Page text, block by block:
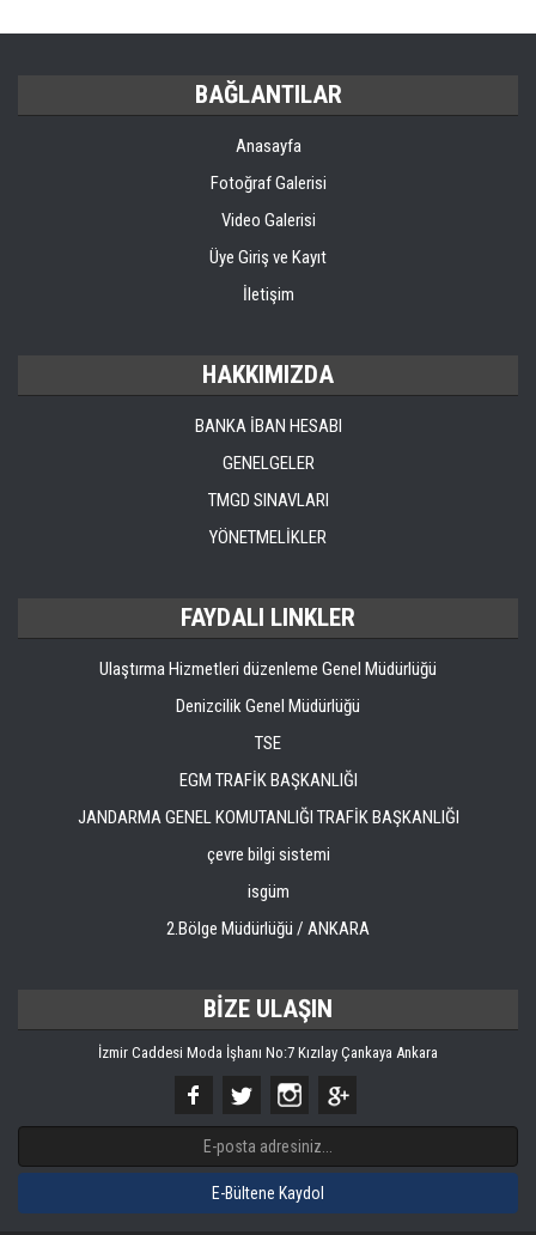
BAĞLANTILAR
Anasayfa
Fotoğraf Galerisi
Video Galerisi
Üye Giriş ve Kayıt
İletişim
HAKKIMIZDA
BANKA İBAN HESABI
GENELGELER
TMGD SINAVLARI
YÖNETMELİKLER
FAYDALI LINKLER
Ulaştırma Hizmetleri düzenleme Genel Müdürlüğü
Denizcilik Genel Müdürlüğü
TSE
EGM TRAFİK BAŞKANLIĞI
JANDARMA GENEL KOMUTANLIĞI TRAFİK BAŞKANLIĞI
çevre bilgi sistemi
isgüm
2.Bölge Müdürlüğü / ANKARA
BİZE ULAŞIN
İzmir Caddesi Moda İşhanı No:7 Kızılay Çankaya Ankara